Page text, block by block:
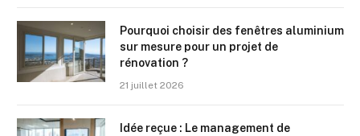
Pourquoi choisir des fenêtres aluminium
sur mesure pour un projet de
rénovation ?
21 juillet 2026
Idée reçue : Le management de